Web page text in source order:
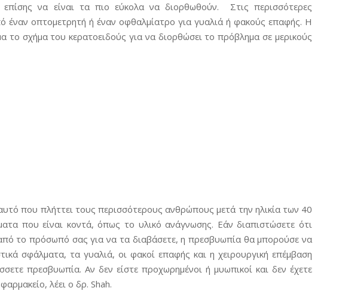
να είναι τα πιο εύκολα να διορθωθούν. Στις περισσότερες
έναν οπτομετρητή ή έναν οφθαλμίατρο για γυαλιά ή φακούς επαφής. Η
το σχήμα του κερατοειδούς για να διορθώσει το πρόβλημα σε μερικούς
που πλήττει τους περισσότερους ανθρώπους μετά την ηλικία των 40
που είναι κοντά, όπως το υλικό ανάγνωσης. Εάν διαπιστώσετε ότι
το πρόσωπό σας για να τα διαβάσετε, η πρεσβυωπία θα μπορούσε να
σφάλματα, τα γυαλιά, οι φακοί επαφής και η χειρουργική επέμβαση
πρεσβυωπία. Αν δεν είστε προχωρημένοι ή μυωπικοί και δεν έχετε
λέει ο δρ. Shah.